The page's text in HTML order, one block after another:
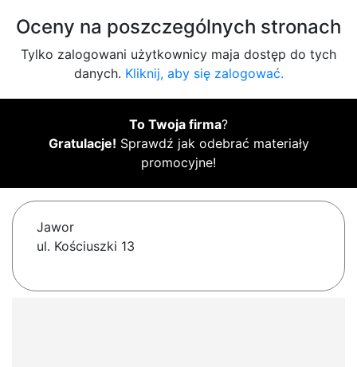
Oceny na poszczególnych stronach
Tylko zalogowani użytkownicy maja dostęp do tych
danych. Kliknij, aby się zalogować.
To Twoja firma?
Gratulacje! Sprawdź jak odebrać materiały
promocyjne!
Jawor
ul. Kościuszki 13